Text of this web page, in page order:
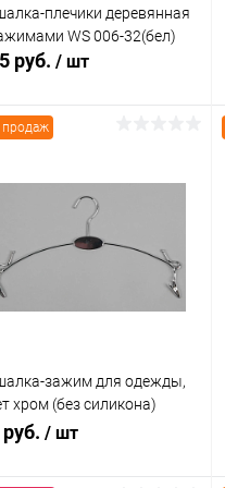
плечики деревянная
WS 006-32(бел)
руб. / шт
В избранное В наличии
продаж
зажим для одежды,
хром (без силикона)
К
/ шт